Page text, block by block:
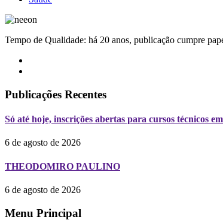
Tempo de Qualidade: há 20 anos, publicação cumpre
Publicações Recentes
Só até hoje, inscrições abertas para cursos técnicos
6 de agosto de 2026
THEODOMIRO PAULINO
6 de agosto de 2026
Menu Principal